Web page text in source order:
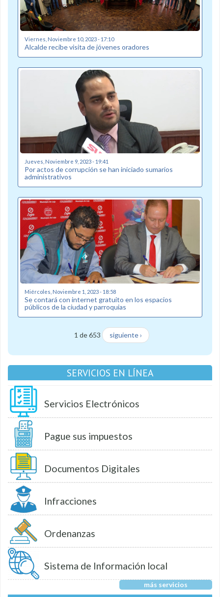
Viernes, Noviembre 10, 2023 - 17:10
Alcalde recibe visita de jóvenes oradores
Jueves, Noviembre 9, 2023 - 19:41
Por actos de corrupción se han iniciado sumarios
administrativos
Miércoles, Noviembre 1, 2023 - 18:58
Se contará con internet gratuito en los espacios
públicos de la ciudad y parroquias
1 de 653 siguiente ›
SERVICIOS EN LÍNEA
Servicios Electrónicos
Pague sus impuestos
Documentos Digitales
Infracciones
Ordenanzas
Sistema de Información local
más servicios